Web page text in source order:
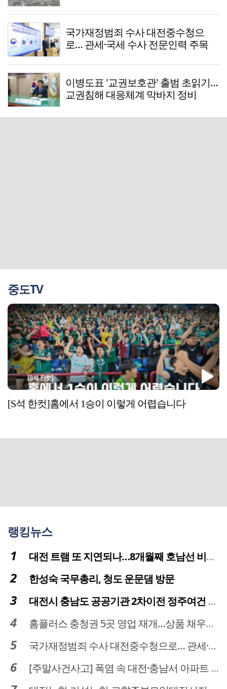
국가재정범죄 수사 대전중수청으
로… 관세·국세 수사 전문인력 주목
이병도표 '교권보호관' 출범 초읽기…
교권침해 대응체계 막바지 정비
중도TV
[S석 한컷]홈에서 1승이 이렇게 어렵습니다
랭킹뉴스
대전 트램 또 지연되나…8개월째 호남선 비개착공사 시공사 선정 난항
한성숙 국무총리, 청도 운문댐 방문
대전시 충남도 공공기관 2차이전 정주여건 확보 시급
홈플러스 충청권 5곳 영업 재개…상품 채우기 ‘속도전’
국가재정범죄 수사 대전중수청으로… 관세·국세 수사 전문인력 주목
[주말사건사고] 폭염 속 대전·충남서 아파트 화재·정전 잇따라…주민 대피·불편